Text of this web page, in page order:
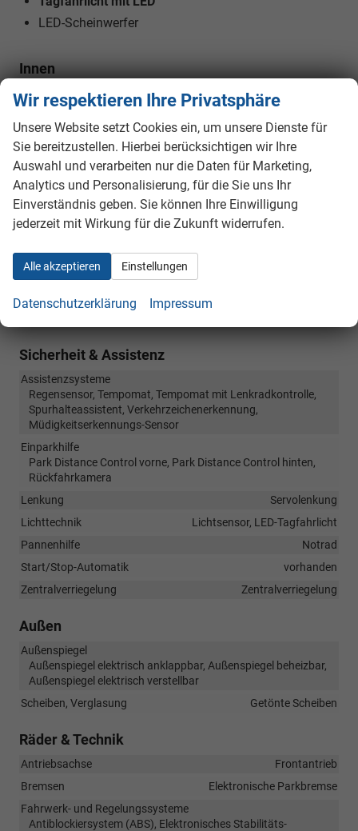
LED-Scheinwerfer
Innen
Fensterheber
höhenverstellbar, mit Multifunktionen
Isofix (Kindersitzbefestigung)
Sitze: Verstellbarkeit
Höhenverstellbarer Fahrersitz
Infotainment & Kommunikation
Radio/MP3-Player, Radio, Schnittstelle USB, Digitalradio DAB,
Android Auto, Apple CarPlay, Touchscreen
Bordcomputer
Sicherheit & Assistenz
Assistenzsysteme
Regensensor, Tempomat, Tempomat mit Lenkradkontrolle,
Spurhalteassistent, Verkehrzeichenerkennung,
Müdigkeitserkennungs-Sensor
Einparkhilfe
Park Distance Control vorne, Park Distance Control hinten,
Rückfahrkamera
Lenkung
Servolenkung
Lichttechnik
Lichtsensor, LED-Tagfahrlicht
Pannenhilfe
Notrad
Start/Stop-Automatik
vorhanden
Zentralverriegelung
Zentralverriegelung
Außen
Außenspiegel
Außenspiegel elektrisch anklappbar, Außenspiegel beheizbar,
Außenspiegel elektrisch verstellbar
Scheiben, Verglasung
Getönte Scheiben
Räder & Technik
Antriebsachse
Frontantrieb
Bremsen
Elektronische Parkbremse
Fahrwerk- und Regelungssysteme
Antiblockiersystem (ABS), Elektronisches Stabilitäts-
Wir respektieren Ihre Privatsphäre
Unsere Website setzt Cookies ein, um unsere Dienste für
Sie bereitzustellen. Hierbei berücksichtigen wir Ihre
Auswahl und verarbeiten nur die Daten für Marketing,
Analytics und Personalisierung, für die Sie uns Ihr
Einverständnis geben. Sie können Ihre Einwilligung
jederzeit mit Wirkung für die Zukunft widerrufen.
Alle akzeptieren Einstellungen
Datenschutzerklärung Impressum